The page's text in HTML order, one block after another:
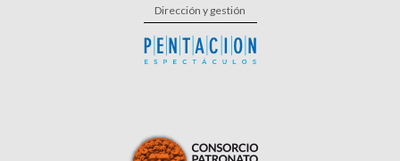
Dirección y gestión